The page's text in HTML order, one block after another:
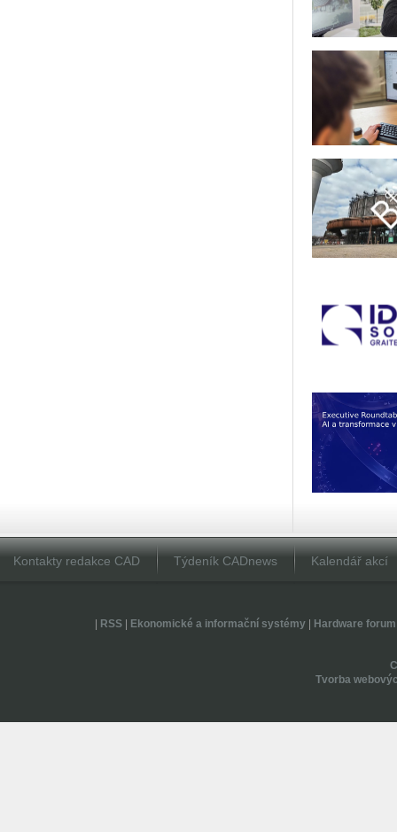
Kontakty redakce CAD Týdeník CADnews Kalendář akcí
RSS| Ekonomické a informační systémy| Hardware forum
Tvorba